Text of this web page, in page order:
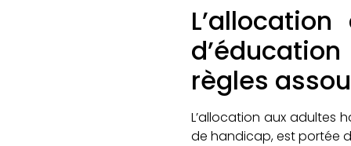
règles
L’allocation aux adultes
de handicap, est portée